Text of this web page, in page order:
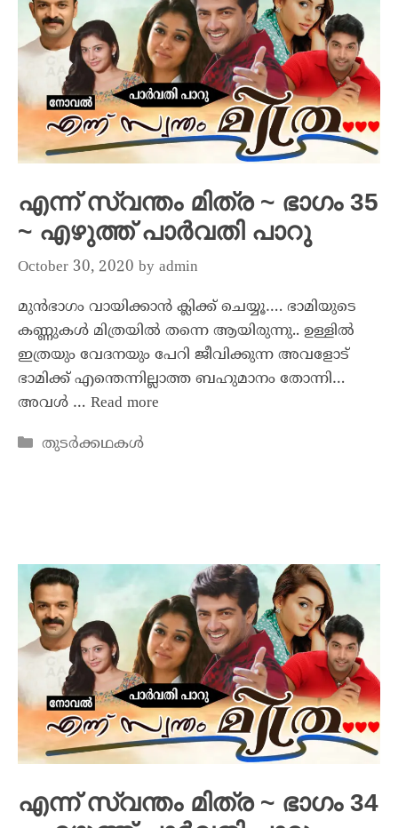
എന്ന് സ്വന്തം മിത്ര ~ ഭാഗം 35
~ എഴുത്ത് പാർവതി പാറു
October 30, 2020 by admin
മുൻഭാഗം വായിക്കാൻ ക്ലിക്ക് ചെയ്യൂ…. ഭാമിയുടെ
കണ്ണുകൾ മിത്രയിൽ തന്നെ ആയിരുന്നു.. ഉള്ളിൽ
ഇത്രയും വേദനയും പേറി ജീവിക്കുന്ന അവളോട്‌
ഭാമിക്ക് എന്തെന്നില്ലാത്ത ബഹുമാനം തോന്നി…
അവൾ … Read more
തുടർക്കഥകൾ
എന്ന് സ്വന്തം മിത്ര ~ ഭാഗം 34